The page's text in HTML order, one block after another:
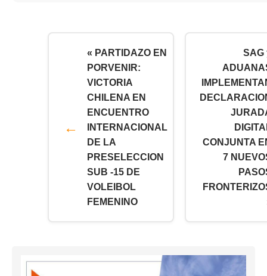
« PARTIDAZO EN
PORVENIR:
VICTORIA
CHILENA EN
ENCUENTRO
INTERNACIONAL
DE LA
PRESELECCION
SUB -15 DE
VOLEIBOL
FEMENINO
SAG
CONJUNTA
7